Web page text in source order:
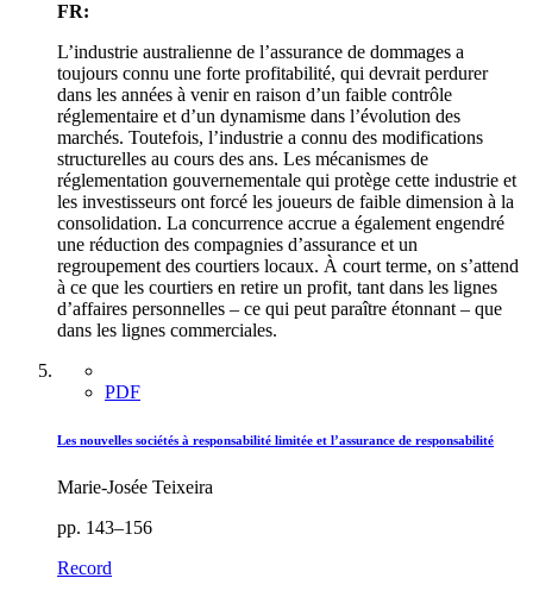
FR:
L’industrie australienne de l’assurance de dommages a
toujours connu une forte profitabilité, qui devrait perdurer
dans les années à venir en raison d’un faible contrôle
réglementaire et d’un dynamisme dans l’évolution des
marchés. Toutefois, l’industrie a connu des modifications
structurelles au cours des ans. Les mécanismes de
réglementation gouvernementale qui protège cette industrie et
les investisseurs ont forcé les joueurs de faible dimension à la
consolidation. La concurrence accrue a également engendré
une réduction des compagnies d’assurance et un
regroupement des courtiers locaux. À court terme, on s’attend
à ce que les courtiers en retire un profit, tant dans les lignes
d’affaires personnelles – ce qui peut paraître étonnant – que
dans les lignes commerciales.
PDF
Les nouvelles sociétés à responsabilité limitée et l’assurance de responsabilité
Marie-Josée Teixeira
pp. 143–156
Record